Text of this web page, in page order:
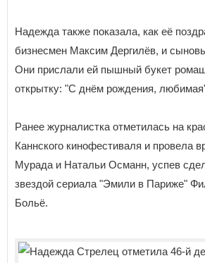
Надежда также показала, как её
бизнесмен Максим Дергилёв, и
Они прислали ей пышный букет
открытку: "С днём рождения,
Ранее журналистка отметилась на
Каннского кинофестиваля и провела
Мурада и Натальи Османн, успев
звездой сериала "Эмили в Париже"
Больё.